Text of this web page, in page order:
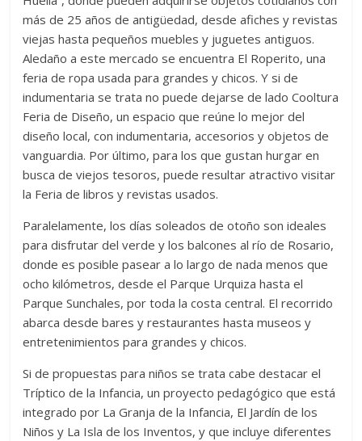
más de 25 años de antigüedad, desde afiches y revistas
viejas hasta pequeños muebles y juguetes antiguos.
Aledaño a este mercado se encuentra El Roperito, una
feria de ropa usada para grandes y chicos. Y si de
indumentaria se trata no puede dejarse de lado Cooltura
Feria de Diseño, un espacio que reúne lo mejor del
diseño local, con indumentaria, accesorios y objetos de
vanguardia. Por último, para los que gustan hurgar en
busca de viejos tesoros, puede resultar atractivo visitar
la Feria de libros y revistas usados.
Paralelamente, los días soleados de otoño son ideales
para disfrutar del verde y los balcones al río de Rosario,
donde es posible pasear a lo largo de nada menos que
ocho kilómetros, desde el Parque Urquiza hasta el
Parque Sunchales, por toda la costa central. El recorrido
abarca desde bares y restaurantes hasta museos y
entretenimientos para grandes y chicos.
Si de propuestas para niños se trata cabe destacar el
Tríptico de la Infancia, un proyecto pedagógico que está
integrado por La Granja de la Infancia, El Jardín de los
Niños y La Isla de los Inventos, y que incluye diferentes